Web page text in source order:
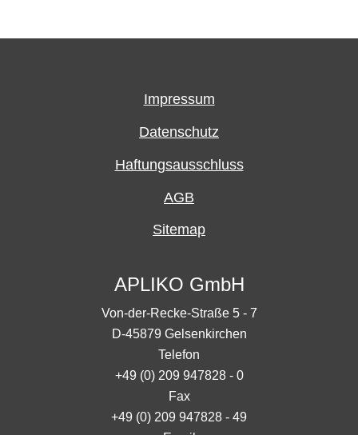
Impressum
Datenschutz
Haftungsausschluss
AGB
Sitemap
APLIKO GmbH
Von-der-Recke-Straße 5 - 7
D-45879 Gelsenkirchen
Telefon
+49 (0) 209 947828 - 0
Fax
+49 (0) 209 947828 - 49